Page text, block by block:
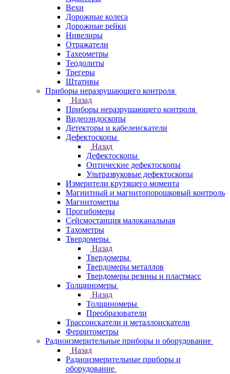
Вехи
Дорожные колеса
Дорожные рейки
Нивелиры
Отражатели
Тахеометры
Теодолиты
Трегеры
Штативы
Приборы неразрушающего контроля
Назад
Приборы неразрушающего контроля
Видеоэндоскопы
Детекторы и кабелеискатели
Дефектоскопы
Назад
Дефектоскопы
Оптические дефектоскопы
Ультразвуковые дефектоскопы
Измерители крутящего момента
Магнитный и магнитопорошковый контроль
Магнитометры
Прогибомеры
Сейсмостанция малоканальная
Тахометры
Твердомеры
Назад
Твердомеры
Твердомеры металлов
Твердомеры резины и пластмасс
Толщиномеры
Назад
Толщиномеры
Преобразователи
Трассоискатели и металлоискатели
Ферритометры
Радиоизмерительные приборы и оборудование
Назад
Радиоизмерительные приборы и
оборудование